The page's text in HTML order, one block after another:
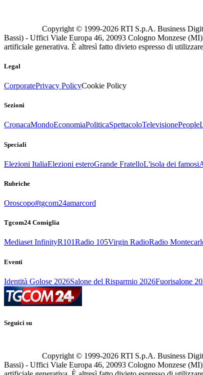
Copyright © 1999-2026 RTI S.p.A. Business
Bassi) - Uffici Viale Europa 46, 20093 Cologno Monzese (MI)
artificiale generativa. È altresì fatto divieto espresso di
Legal
CorporatePrivacy PolicyCookie Policy
Sezioni
CronacaMondoEconomiaPoliticaSpettacoloTelevisionePeople
Speciali
Elezioni ItaliaElezioni esteroGrande FratelloL'isola dei famosi
Rubriche
Oroscopo#tgcom24amarcord
Tgcom24 Consiglia
Mediaset InfinityR101Radio 105Virgin RadioRadio
Eventi
Identità Golose 2026Salone del Risparmio 2026Fuorisalone
Seguici su
Copyright © 1999-2026 RTI S.p.A. Business
Bassi) - Uffici Viale Europa 46, 20093 Cologno Monzese (MI)